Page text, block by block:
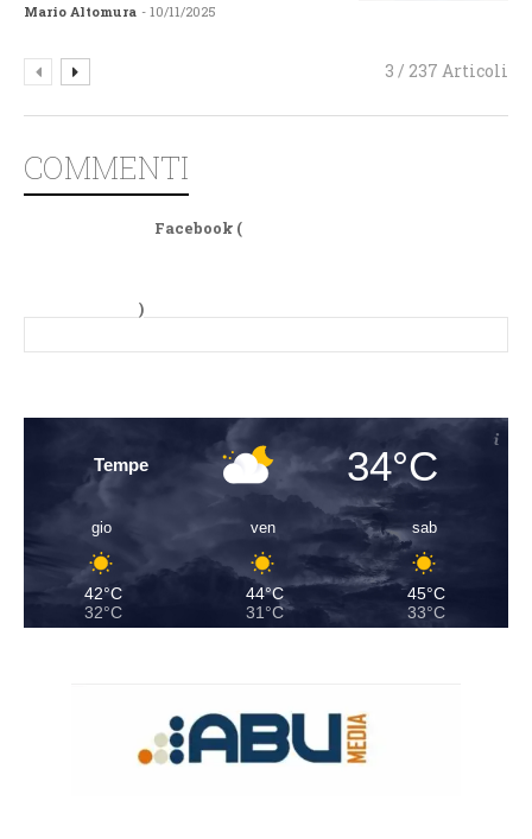
Mario Altomura - 10/11/2025
3 / 237 Articoli
COMMENTI
Facebook (
)
Tempe 34°C
gio
42°C
32°C
ven
44°C
31°C
sab
45°C
33°C